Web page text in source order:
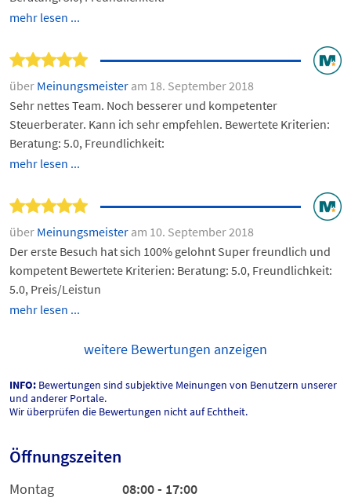
mehr lesen ...
über Meinungsmeister am 18. September 2018
Sehr nettes Team. Noch besserer und kompetenter
Steuerberater. Kann ich sehr empfehlen. Bewertete Kriterien:
Beratung: 5.0, Freundlichkeit:
mehr lesen ...
über Meinungsmeister am 10. September 2018
Der erste Besuch hat sich 100% gelohnt Super freundlich und
kompetent Bewertete Kriterien: Beratung: 5.0, Freundlichkeit:
5.0, Preis/Leistun
mehr lesen ...
weitere Bewertungen anzeigen
INFO: Bewertungen sind subjektive Meinungen von Benutzern unserer
und anderer Portale.
Wir überprüfen die Bewertungen nicht auf Echtheit.
Öffnungszeiten
Montag 08:00 - 17:00